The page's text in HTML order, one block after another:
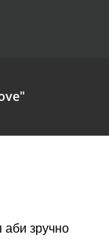
аби зручно